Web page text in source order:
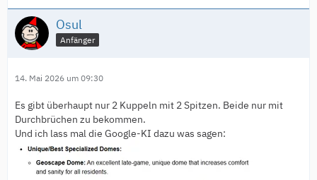
Osul
Anfänger
14. Mai 2026 um 09:30
Es gibt überhaupt nur 2 Kuppeln mit 2 Spitzen. Beide nur mit
Durchbrüchen zu bekommen.
Und ich lass mal die Google-KI dazu was sagen: